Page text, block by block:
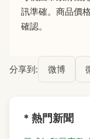
訊準確。商品價
確認。
分享到: 微博
* 熱門新聞